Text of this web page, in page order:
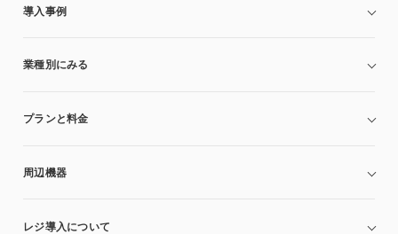
導入事例
業種別にみる
プランと料金
周辺機器
レジ導入について